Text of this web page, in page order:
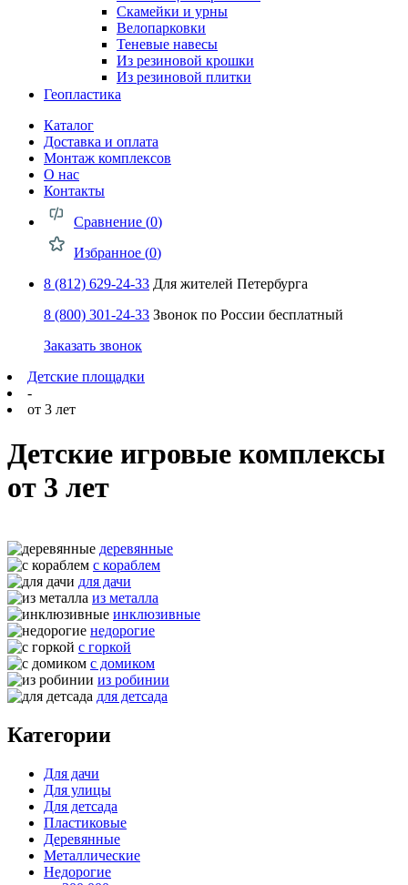
Скамейки и урны
Велопарковки
Теневые навесы
Из резиновой крошки
Из резиновой плитки
Геопластика
Каталог
Доставка и оплата
Монтаж комплексов
О нас
Контакты
Сравнение (0)
Избранное (0)
8 (812) 629-24-33 Для жителей Петербурга
8 (800) 301-24-33 Звонок по России бесплатный
Заказать звонок
Детские площадки
-
от 3 лет
Детские игровые комплексы
от 3 лет
деревянные
с кораблем
для дачи
из металла
инклюзивные
недорогие
с горкой
с домиком
из робинии
для детсада
Категории
Для дачи
Для улицы
Для детсада
Пластиковые
Деревянные
Металлические
Недорогие